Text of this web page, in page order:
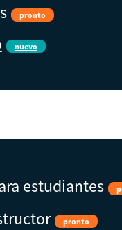
pronto
nuevo
estudiantes
pronto